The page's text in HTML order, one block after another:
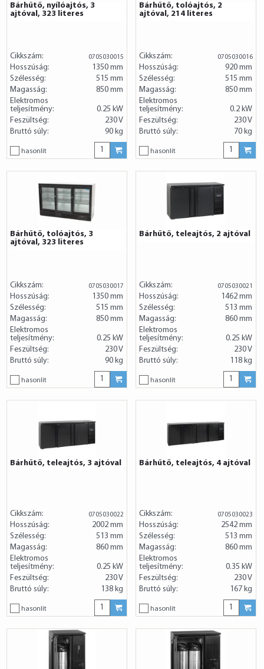
Bárhűtő, nyílóajtós, 3
ajtóval, 323 literes
Cikkszám: 0705030015
Hosszúság:
1350 mm
Szélesség:
515 mm
Magasság:
850 mm
Elektromos
teljesítmény:
0.25 kW
Feszültség:
230 V
Bruttó súly:
90 kg
hasonlít
Bárhűtő, tolóajtós, 2
ajtóval, 214 literes
Cikkszám: 0705030016
Hosszúság:
920 mm
Szélesség:
515 mm
Magasság:
850 mm
Elektromos
teljesítmény:
0.2 kW
Feszültség:
230 V
Bruttó súly:
70 kg
hasonlít
Bárhűtő, tolóajtós, 3
ajtóval, 323 literes
Cikkszám: 0705030017
Hosszúság:
1350 mm
Szélesség:
515 mm
Magasság:
850 mm
Elektromos
teljesítmény:
0.25 kW
Feszültség:
230 V
Bruttó súly:
90 kg
hasonlít
Bárhűtő, teleajtós, 2 ajtóval
Cikkszám: 0705030021
Hosszúság:
1462 mm
Szélesség:
513 mm
Magasság:
860 mm
Elektromos
teljesítmény:
0.25 kW
Feszültség:
230 V
Bruttó súly:
118 kg
hasonlít
Bárhűtő, teleajtós, 3 ajtóval
Cikkszám: 0705030022
Hosszúság:
2002 mm
Szélesség:
513 mm
Magasság:
860 mm
Elektromos
teljesítmény:
0.25 kW
Feszültség:
230 V
Bruttó súly:
138 kg
hasonlít
Bárhűtő, teleajtós, 4 ajtóval
Cikkszám: 0705030023
Hosszúság:
2542 mm
Szélesség:
513 mm
Magasság:
860 mm
Elektromos
teljesítmény:
0.35 kW
Feszültség:
230 V
Bruttó súly:
167 kg
hasonlít